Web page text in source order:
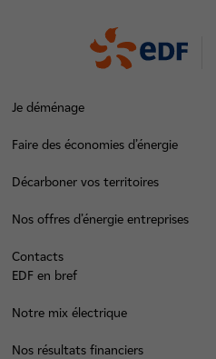
Je déménage
Faire des économies d’énergie
Décarboner vos territoires
Nos offres d’énergie entreprises
Contacts
EDF en bref
Notre mix électrique
Nos résultats financiers